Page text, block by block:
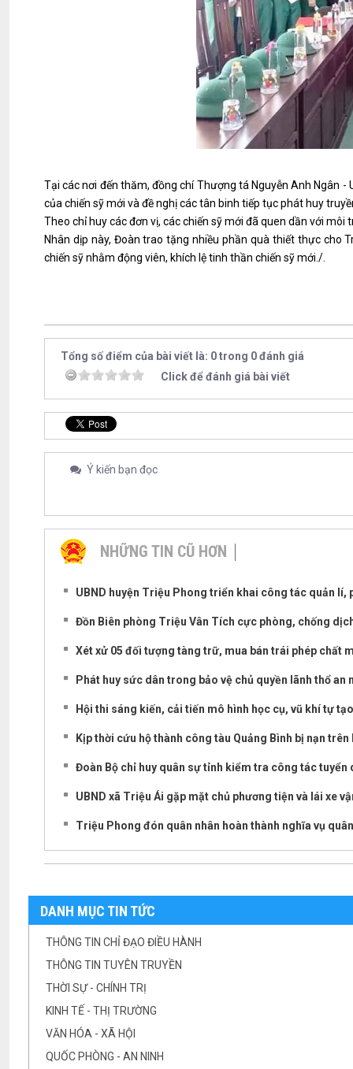
Tại các nơi đến thăm, đồng chí Thượng tá Nguyễn Anh Ngân
của chiến sỹ mới và đề nghị các tân binh tiếp tục phát huy
Theo chỉ huy các đơn vị, các chiến sỹ mới đã quen dần với
Nhân dịp này, Đoàn trao tặng nhiều phần quà thiết thực cho
chiến sỹ nhằm động viên, khích lệ tinh thần chiến sỹ mới./.
Tổng số điểm của bài viết là: 0 trong 0 đánh giá
Click để đánh giá bài viết
Ý kiến bạn đọc
NHỮNG TIN CŨ HƠN
UBND huyện Triệu Phong triển khai công tác quản lí,
Đồn Biên phòng Triệu Vân Tích cực phòng, chống
Xét xử 05 đối tượng tàng trữ, mua bán trái phép chất
Phát huy sức dân trong bảo vệ chủ quyền lãnh thổ
Hội thi sáng kiến, cải tiến mô hình học cụ, vũ khí tự tạo
Kịp thời cứu hộ thành công tàu Quảng Bình bị nạn trên
Đoàn Bộ chỉ huy quân sự tỉnh kiểm tra công tác tuyển
UBND xã Triệu Ái gặp mặt chủ phương tiện và lái xe
Triệu Phong đón quân nhân hoàn thành nghĩa vụ
DANH MỤC TIN TỨC
THÔNG TIN CHỈ ĐẠO ĐIỀU HÀNH
THÔNG TIN TUYÊN TRUYỀN
THỜI SỰ - CHÍNH TRỊ
KINH TẾ - THỊ TRƯỜNG
VĂN HÓA - XÃ HỘI
QUỐC PHÒNG - AN NINH